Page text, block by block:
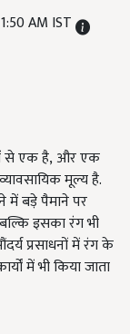
AM IST
में से एक है, और एक
मूल्य है.
में बड़े पैमाने पर
इसका रंग भी
प्रसाधनों में रंग के
में भी किया जाता